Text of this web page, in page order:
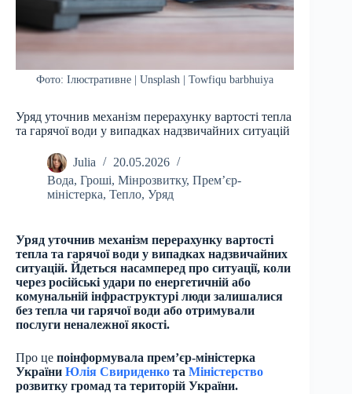
Фото: Ілюстративне | Unsplash | Towfiqu barbhuiya
Уряд уточнив механізм перерахунку вартості тепла
та гарячої води у випадках надзвичайних ситуацій
Julia
20.05.2026
Вода, Гроші, Мінрозвитку, Премʼєр-
міністерка, Тепло, Уряд
Уряд уточнив механізм перерахунку вартості
тепла та гарячої води у випадках надзвичайних
ситуацій. Йдеться насамперед про ситуації, коли
через російські удари по енергетичній або
комунальній інфраструктурі люди залишалися
без тепла чи гарячої води або отримували
послуги неналежної якості.
Про це поінформувала премʼєр-міністерка
України Юлія Свириденко та Міністерство
розвитку громад та територій України.